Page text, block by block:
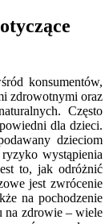
konsumentów,
zdrowotnymi oraz
Często
dla dzieci.
dzieciom
wystąpienia
to, jak odróżnić
jest zwrócenie
na pochodzenie
na zdrowie – wiele